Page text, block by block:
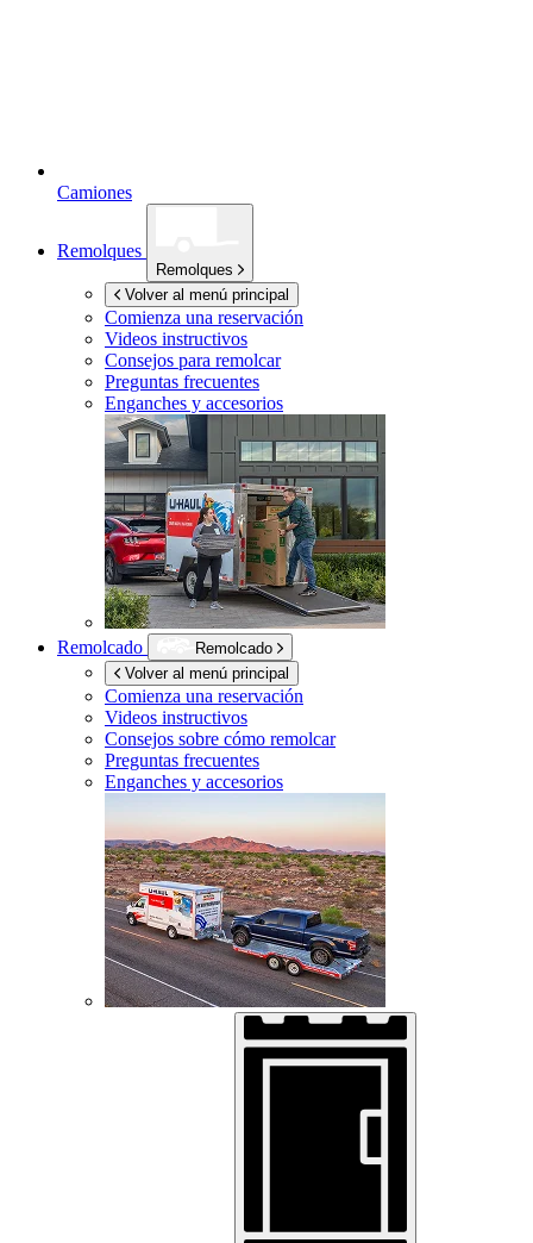
Camiones
Remolques
Remolques
Volver al menú principal
Comienza una reservación
Videos instructivos
Consejos para remolcar
Preguntas frecuentes
Enganches y accesorios
Remolcado
Remolcado
Volver al menú principal
Comienza una reservación
Videos instructivos
Consejos sobre cómo remolcar
Preguntas frecuentes
Enganches y accesorios